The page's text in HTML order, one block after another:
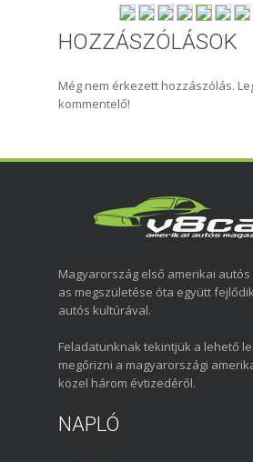
HOZZÁSZÓLÁSOK
Még nem érkezett hozzászólás.
kommentelő!
Magyarország első amerikai autós
as megszületése óta együtt
autós kultúrával.
Feladatunknak tekintjük a lehető
megőrizni a magyarországi
közel három évtizedéről.
NAPLÓ